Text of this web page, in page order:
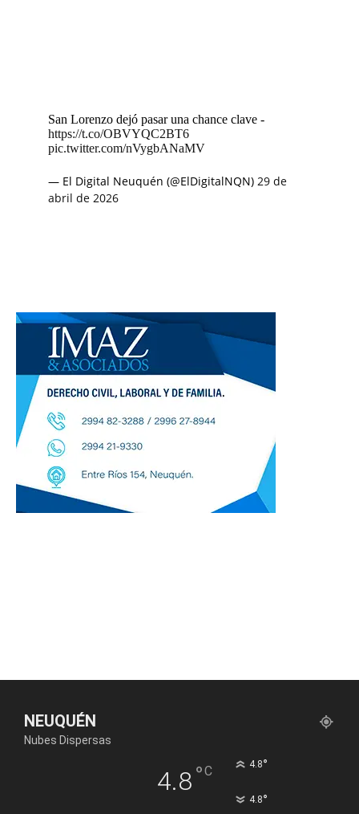
San Lorenzo dejó pasar una chance clave -
https://t.co/OBVYQC2BT6
pic.twitter.com/nVygbANaMV
— El Digital Neuquén (@ElDigitalNQN) 29 de
abril de 2026
NEUQUÉN
Nubes Dispersas
4.8°C 4.8°
4.8°